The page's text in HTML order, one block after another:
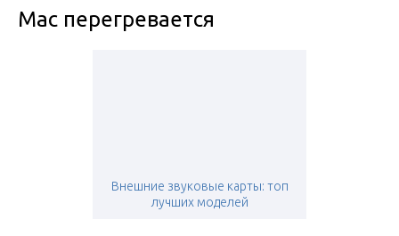
Mac перегревается
Внешние звуковые карты: топ
лучших моделей